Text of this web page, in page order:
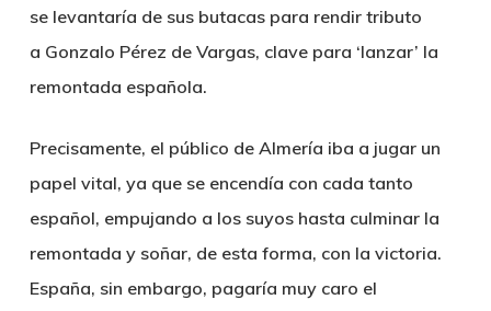
se levantaría de sus butacas para rendir tributo
a Gonzalo Pérez de Vargas, clave para ‘lanzar’ la
remontada española.
Precisamente, el público de Almería iba a jugar un
papel vital, ya que se encendía con cada tanto
español, empujando a los suyos hasta culminar la
remontada y soñar, de esta forma, con la victoria.
España, sin embargo, pagaría muy caro el